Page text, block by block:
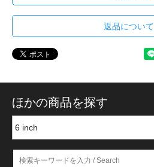
返品について
ほかの商品を探す